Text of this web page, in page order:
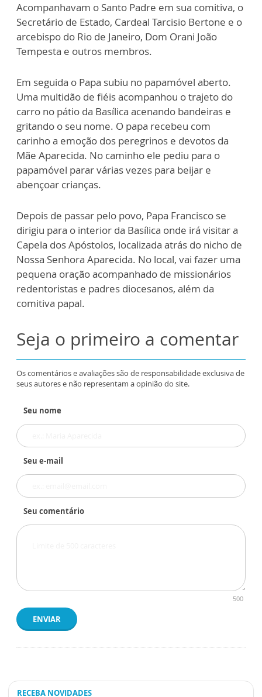
Acompanhavam o Santo Padre em sua comitiva, o
Secretário de Estado, Cardeal Tarcisio Bertone e o
arcebispo do Rio de Janeiro, Dom Orani João
Tempesta e outros membros.
Em seguida o Papa subiu no papamóvel aberto.
Uma multidão de fiéis acompanhou o trajeto do
carro no pátio da Basílica acenando bandeiras e
gritando o seu nome. O papa recebeu com
carinho a emoção dos peregrinos e devotos da
Mãe Aparecida. No caminho ele pediu para o
papamóvel parar várias vezes para beijar e
abençoar crianças.
Depois de passar pelo povo, Papa Francisco se
dirigiu para o interior da Basílica onde irá visitar a
Capela dos Apóstolos, localizada atrás do nicho de
Nossa Senhora Aparecida. No local, vai fazer uma
pequena oração acompanhado de missionários
redentoristas e padres diocesanos, além da
comitiva papal.
Seja o primeiro a comentar
Os comentários e avaliações são de responsabilidade exclusiva de
seus autores e não representam a opinião do site.
Seu nome
Seu e-mail
Seu comentário
500
ENVIAR
RECEBA NOVIDADES